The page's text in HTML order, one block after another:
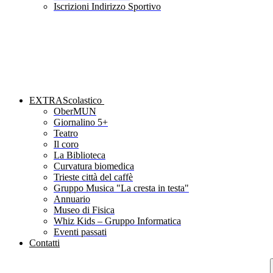
Iscrizioni Indirizzo Sportivo
EXTRAScolastico
OberMUN
Giornalino 5+
Teatro
Il coro
La Biblioteca
Curvatura biomedica
Trieste città del caffè
Gruppo Musica "La cresta in testa"
Annuario
Museo di Fisica
Whiz Kids – Gruppo Informatica
Eventi passati
Contatti